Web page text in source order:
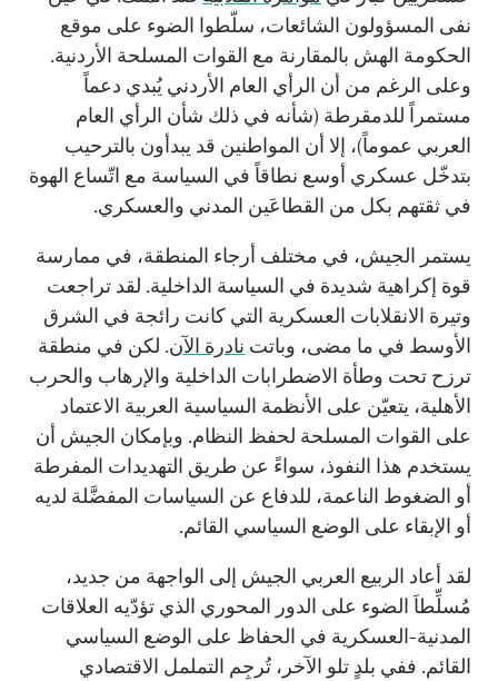
نفى المسؤولون الشائعات، سلّطوا الضوء على موقع
الحكومة الهش بالمقارنة مع القوات المسلحة الأردنية.
وعلى الرغم من أن الرأي العام الأردني يُبدي دعماً
مستمراً للدمقرطة (شأنه في ذلك شأن الرأي العام
العربي عموماً)، إلا أن المواطنين قد يبدأون بالترحيب
بتدخّل عسكري أوسع نطاقاً في السياسة مع اتّساع الهوة
في ثقتهم بكل من القطاعَين المدني والعسكري.
يستمر الجيش، في مختلف أرجاء المنطقة، في ممارسة
قوة إكراهية شديدة في السياسة الداخلية. لقد تراجعت
وتيرة الانقلابات العسكرية التي كانت رائجة في الشرق
الأوسط في ما مضى، وباتت نادرة الآن. لكن في منطقة
ترزح تحت وطأة الاضطرابات الداخلية والإرهاب والحرب
الأهلية، يتعيّن على الأنظمة السياسية العربية الاعتماد
على القوات المسلحة لحفظ النظام. وبإمكان الجيش أن
يستخدم هذا النفوذ، سواءً عن طريق التهديدات المفرطة
أو الضغوط الناعمة، للدفاع عن السياسات المفضَّلة لديه
أو الإبقاء على الوضع السياسي القائم.
لقد أعاد الربيع العربي الجيش إلى الواجهة من جديد،
مُسلِّطاَ الضوء على الدور المحوري الذي تؤدّيه العلاقات
المدنية-العسكرية في الحفاظ على الوضع السياسي
القائم. ففي بلدٍ تلو الآخر، تُرجِم التململ الاقتصادي